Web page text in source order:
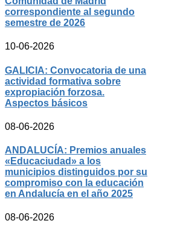
correspondiente al segundo
semestre de 2026
10-06-2026
GALICIA: Convocatoria de una
actividad formativa sobre
expropiación forzosa.
Aspectos básicos
08-06-2026
ANDALUCÍA: Premios anuales
«Educaciudad» a los
municipios distinguidos por su
compromiso con la educación
en Andalucía en el año 2025
08-06-2026